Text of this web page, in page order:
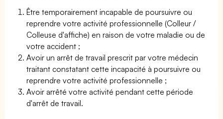
Être temporairement incapable de poursuivre ou
reprendre votre activité professionnelle (Colleur /
Colleuse d'affiche) en raison de votre maladie ou de
votre accident ;
Avoir un arrêt de travail prescrit par votre médecin
traitant constatant cette incapacité à poursuivre ou
reprendre votre activité professionnelle ;
Avoir arrêté votre activité pendant cette période
d'arrêt de travail.